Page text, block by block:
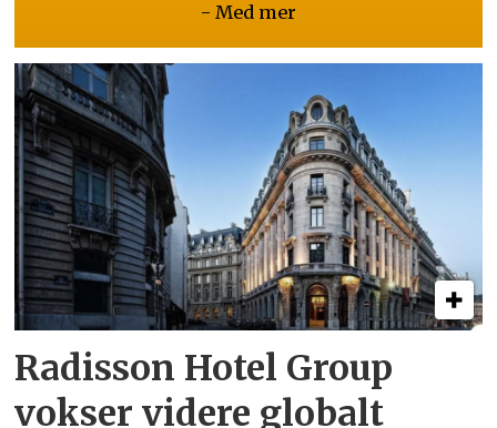
- Med mer
Radisson Hotel Group
vokser videre globalt